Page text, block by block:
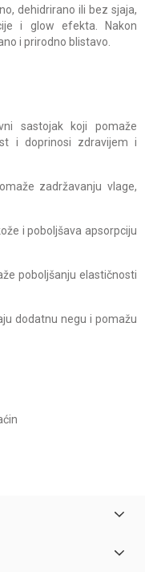
dehidrirano ili bez sjaja,
i glow efekta. Nakon
i prirodno blistavo.
sastojak koji pomaže
i doprinosi zdravijem i
zadržavanju vlage,
i poboljšava apsorpciju
poboljšanju elastičnosti
dodatnu negu i pomažu